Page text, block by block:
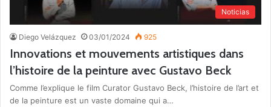
Noticias
Diego Velázquez 03/01/2024 925
Innovations et mouvements artistiques dans
l’histoire de la peinture avec Gustavo Beck
Comme l’explique le film Curator Gustavo Beck, l’histoire de l’art et
de la peinture est un vaste domaine qui a…